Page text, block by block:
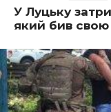
У Луцьку
який бив